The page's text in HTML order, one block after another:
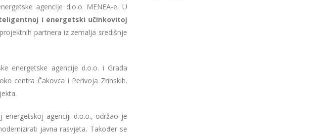
agencije d.o.o. MENEA-e. U
i energetski učinkovitoj
partnera iz zemalja središnje
energetske agencije d.o.o. i Grada
centra Čakovca i Perivoja Zrinskih.
energetskoj agenciji d.o.o., održao je
javna rasvjeta. Također se